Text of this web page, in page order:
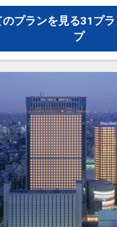
い。
期間：2026年4月1日～
ーネットコース番号
室照会結果確認画面」
期間中すべての日に
客室タイプ・食事条
ることが割引適用の
なしプラン」と「朝
意しています。
事なしプラン」と「
掲載しています。
のページがどちらか
の項目でご確認のうえ
い。
プランを見る31プ
プ